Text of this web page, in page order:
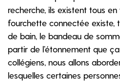
recherche, ils existent tous
fourchette connectée existe,
de bain, le bandeau de
partir de l’étonnement que
collégiens, nous allons
lesquelles certaines